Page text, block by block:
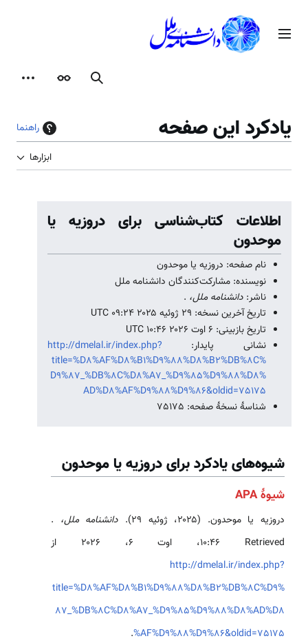
محتوامنوی اصلی
جستجوظاهر
یادکرد این صفحه
راهنما
ابزارها
اطلاعات کتاب‌شناسی برای دروزیه یا
موحدون
نام صفحه: دروزیه یا موحدون
نویسنده: مشارکت‌کنندگان دانشنامه ملل
ناشر:دانشنامه ملل، .
تاریخ آخرین نسخه: ۲۹ ژوئیه ۲۰۲۵ ‏۰۹:۲۴ UTC
تاریخ بازبینی: ۶ اوت ۲۰۲۶ ‏۱۰:۴۶ UTC
نشانی پایدار: http://dmelal.ir/index.php?
title=%D8%AF%D8%B1%D9%88%D8%B2%DB%8C%
D9%87_%DB%8C%D8%A7_%D9%85%D9%88%D8%
AD%D8%AF%D9%88%D9%86&oldid=75175
شناسهٔ نسخهٔ صفحه: 75175
شیوه‌های یادکرد برای دروزیه یا موحدون
شیوهٔ APA
دروزیه یا موحدون. (۲۰۲۵، ژوئیه ۲۹). دانشنامه ملل، .
Retrieved ‏۱۰:۴۶، اوت ۶، ۲۰۲۶ از
http://dmelal.ir/index.php?
title=%D8%AF%D8%B1%D9%88%D8%B2%DB%8C%D9%
87_%DB%8C%D8%A7_%D9%85%D9%88%D8%AD%D8
%AF%D9%88%D9%86&oldid=75175
.